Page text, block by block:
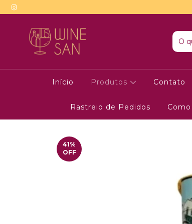
Início Produtos Contato
Rastreio de Pedidos
41%
OFF